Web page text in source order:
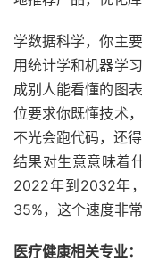
学数据科学，你主
用统计学和机器学
成别人能看懂的图
位要求你既懂技术
不光会跑代码，还
结果对生意意味着
2022年到2032年
35%，这个速度非常
医疗健康相关专业